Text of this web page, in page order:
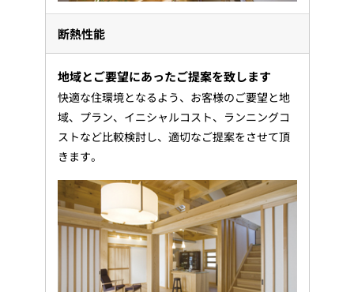
断熱性能
地域とご要望にあったご提案を致します
快適な住環境となるよう、お客様のご要望と地
域、プラン、イニシャルコスト、ランニングコ
ストなど比較検討し、適切なご提案をさせて頂
きます。